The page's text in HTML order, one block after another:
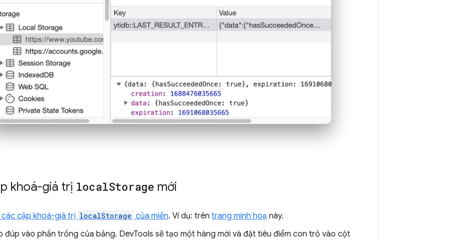
khoá-giá trị localStorage mới
các cặp khoá-giá trị localStorage của miền. Ví dụ: trên trang minh hoạ này.
đúp vào phần trống của bảng. DevTools sẽ tạo một hàng mới và đặt tiêu điểm con trỏ vào cột